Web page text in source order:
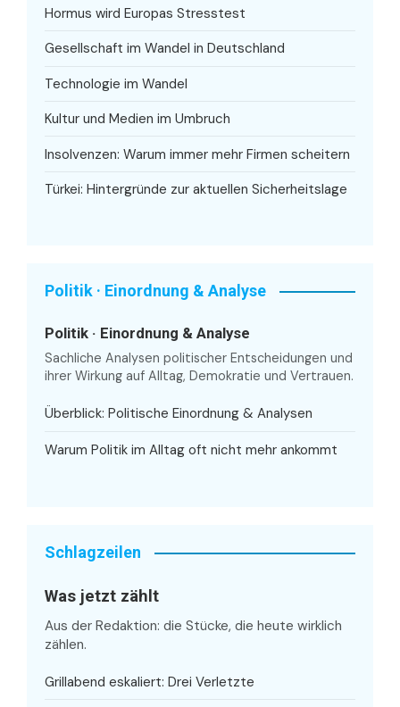
Hormus wird Europas Stresstest
Gesellschaft im Wandel in Deutschland
Technologie im Wandel
Kultur und Medien im Umbruch
Insolvenzen: Warum immer mehr Firmen scheitern
Türkei: Hintergründe zur aktuellen Sicherheitslage
Politik · Einordnung & Analyse
Politik · Einordnung & Analyse
Sachliche Analysen politischer Entscheidungen und
ihrer Wirkung auf Alltag, Demokratie und Vertrauen.
Überblick: Politische Einordnung & Analysen
Warum Politik im Alltag oft nicht mehr ankommt
Schlagzeilen
Was jetzt zählt
Aus der Redaktion: die Stücke, die heute wirklich
zählen.
Grillabend eskaliert: Drei Verletzte